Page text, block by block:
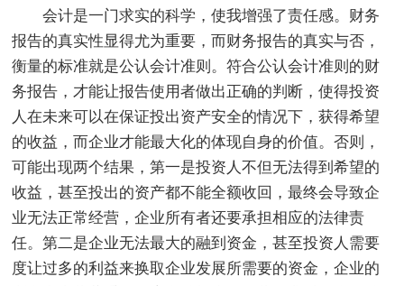
会计是一门求实的科学，使我增强了责任感。财务
报告的真实性显得尤为重要，而财务报告的真实与否，
衡量的标准就是公认会计准则。符合公认会计准则的财
务报告，才能让报告使用者做出正确的判断，使得投资
人在未来可以在保证投出资产安全的情况下，获得希望
的收益，而企业才能最大化的体现自身的价值。否则，
可能出现两个结果，第一是投资人不但无法得到希望的
收益，甚至投出的资产都不能全额收回，最终会导致企
业无法正常经营，企业所有者还要承担相应的法律责
任。第二是企业无法最大的融到资金，甚至投资人需要
度让过多的利益来换取企业发展所需要的资金，企业的